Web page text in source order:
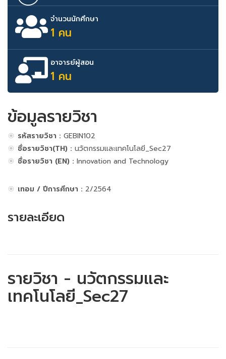
จำนวนนักศึกษา
1 คน
อาจารย์ผู้สอน
1 คน
ข้อมูลรายวิชา
รหัสรายวิชา : GEBIN102
ชื่อรายวิชา(TH) : นวัตกรรมและเทคโนโลยี_Sec27
ชื่อรายวิชา (EN) : Innovation and Technology
เทอม / ปีการศึกษา : 2/2564
รายละเอียด
รายวิชา - นวัตกรรมและ
เทคโนโลยี_Sec27